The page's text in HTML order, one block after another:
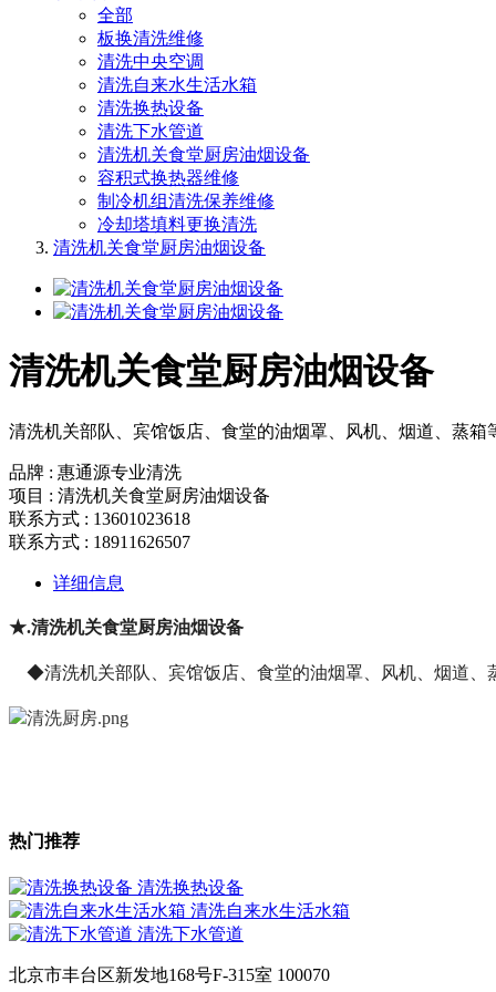
全部
板换清洗维修
清洗中央空调
清洗自来水生活水箱
清洗换热设备
清洗下水管道
清洗机关食堂厨房油烟设备
容积式换热器维修
制冷机组清洗保养维修
冷却塔填料更换清洗
清洗机关食堂厨房油烟设备
清洗机关食堂厨房油烟设备
清洗机关部队、宾馆饭店、食堂的油烟罩、风机、烟道、蒸箱
品牌 : 惠通源专业清洗
项目 : 清洗机关食堂厨房油烟设备
联系方式 : 13601023618
联系方式 : 18911626507
详细信息
★.清洗机关食堂厨房油烟设备
◆清洗机关部队、宾馆饭店、食堂的油烟罩、风机、烟道、
热门推荐
清洗换热设备
清洗自来水生活水箱
清洗下水管道
北京市丰台区新发地168号F-315室 100070